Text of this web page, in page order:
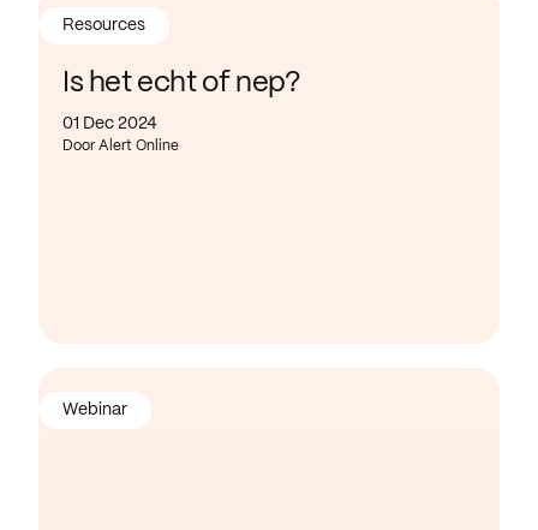
Is het echt of nep?
01 Dec 2024
Door Alert Online
Resources
Webinar